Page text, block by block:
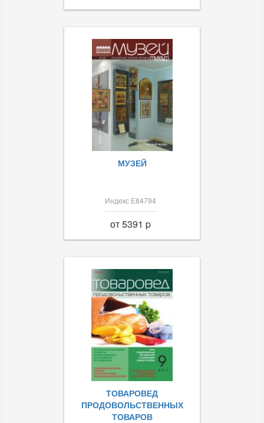
МУЗЕЙ
Индекс Е84794
от 5391 p
ТОВАРОВЕД
ПРОДОВОЛЬСТВЕННЫХ
ТОВАРОВ